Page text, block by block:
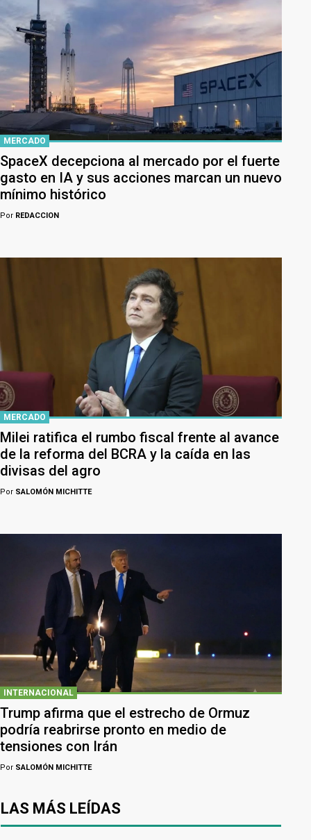
MERCADO
SpaceX decepciona al mercado por el fuerte
gasto en IA y sus acciones marcan un nuevo
mínimo histórico
Por REDACCION
MERCADO
Milei ratifica el rumbo fiscal frente al avance
de la reforma del BCRA y la caída en las
divisas del agro
Por SALOMÓN MICHITTE
INTERNACIONAL
Trump afirma que el estrecho de Ormuz
podría reabrirse pronto en medio de
tensiones con Irán
Por SALOMÓN MICHITTE
LAS MÁS LEÍDAS